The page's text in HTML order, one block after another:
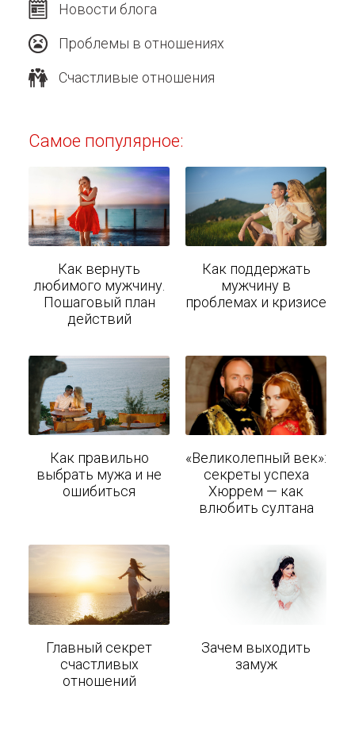
Новости блога
Проблемы в отношениях
Счастливые отношения
Самое популярное:
Как вернуть
любимого мужчину.
Пошаговый план
действий
Как поддержать
мужчину в
проблемах и кризисе
Как правильно
выбрать мужа и не
ошибиться
«Великолепный век»:
секреты успеха
Хюррем — как
влюбить султана
Главный секрет
счастливых
отношений
Зачем выходить
замуж